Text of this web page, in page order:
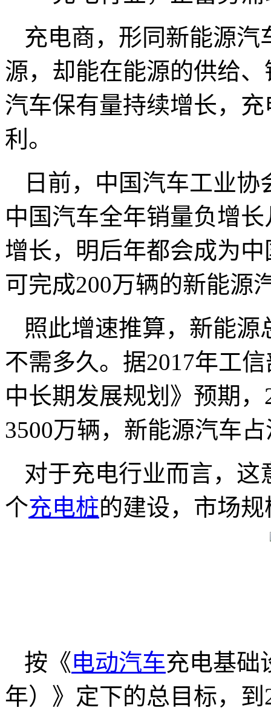
充电商，形同新能源汽
源，却能在能源的供给
汽车保有量持续增长，
利。
日前，中国汽车工业
中国汽车全年销量负增
增长，明后年都会成为
可完成200万辆的新能源
照此增速推算，新能
不需多久。据2017年工
中长期发展规划》预期
3500万辆，新能源汽车
对于充电行业而言，
个充电桩的建设，市场
按《电动汽车充电基础
年）》定下的总目标，